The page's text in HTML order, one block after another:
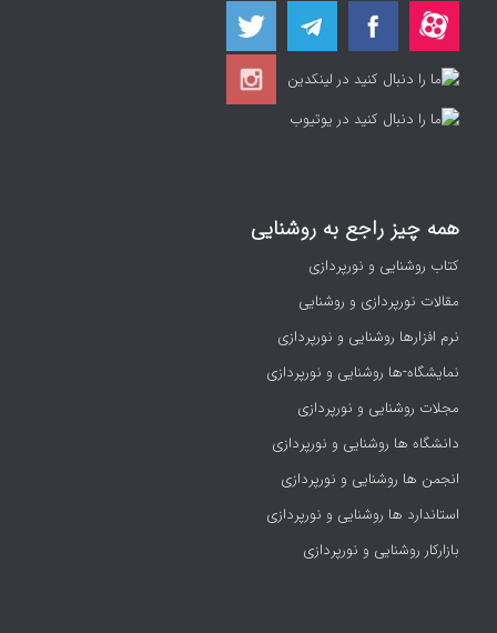
همه چیز راجع به روشنایی
کتاب روشنایی و نورپردازی
مقالات نورپردازی و روشنایی
نرم افزارها روشنایی و نورپردازی
نمایشگاه-ها روشنایی و نورپردازی
مجلات روشنایی و نورپردازی
دانشگاه ها روشنایی و نورپردازی
انجمن ها روشنایی و نورپردازی
استاندارد ها روشنایی و نورپردازی
بازارکار روشنایی و نورپردازی